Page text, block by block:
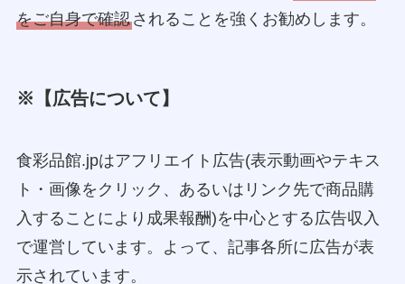
をご自身で確認されることを強くお勧めします。
※【広告について】
食彩品館.jpはアフリエイト広告(表示動画やテキス
ト・画像をクリック、あるいはリンク先で商品購
入することにより成果報酬)を中心とする広告収入
で運営しています。よって、記事各所に広告が表
示されています。